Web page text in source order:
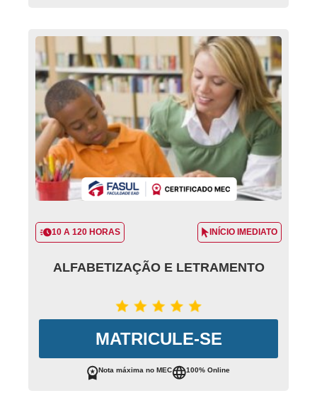
10 A 120 HORAS INÍCIO IMEDIATO
ALFABETIZAÇÃO E LETRAMENTO
MATRICULE-SE
Nota máxima no MEC 100% Online